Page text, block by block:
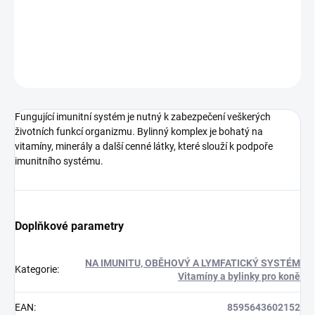
Fungující imunitní systém je nutný k zabezpečení veškerých
životních funkcí organizmu. Bylinný komplex je bohatý na
vitamíny, minerály a další cenné látky, které slouží k podpoře
imunitního systému.
Doplňkové parametry
Kategorie:
NA IMUNITU, OBĚHOVÝ A LYMFATICKÝ SYSTÉM
Vitamíny a bylinky pro koně
EAN: 8595643602152